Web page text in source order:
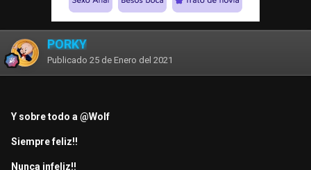
PORKY
Publicado 25 de Enero del 2021
Y sobre todo a@Wolf
Siempre feliz!!
Nunca infeliz!!